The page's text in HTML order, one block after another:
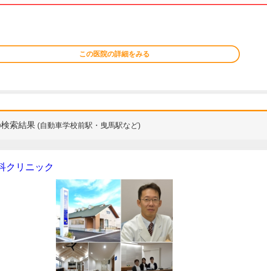
この医院の詳細をみる
索結果 (自動車学校前駅・曳馬駅など)
クリニック